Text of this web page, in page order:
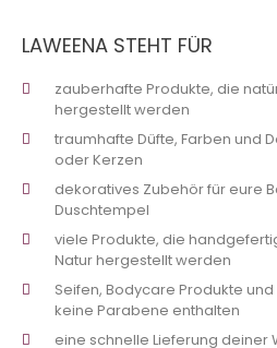
LAWEENA STEHT FÜR
zauberhafte Produkte, die
hergestellt werden
traumhafte Düfte, Farben und
oder Kerzen
dekoratives Zubehör für eure
Duschtempel
viele Produkte, die
Natur hergestellt werden
Seifen, Bodycare Produkte
keine Parabene enthalten
eine schnelle Lieferung deiner